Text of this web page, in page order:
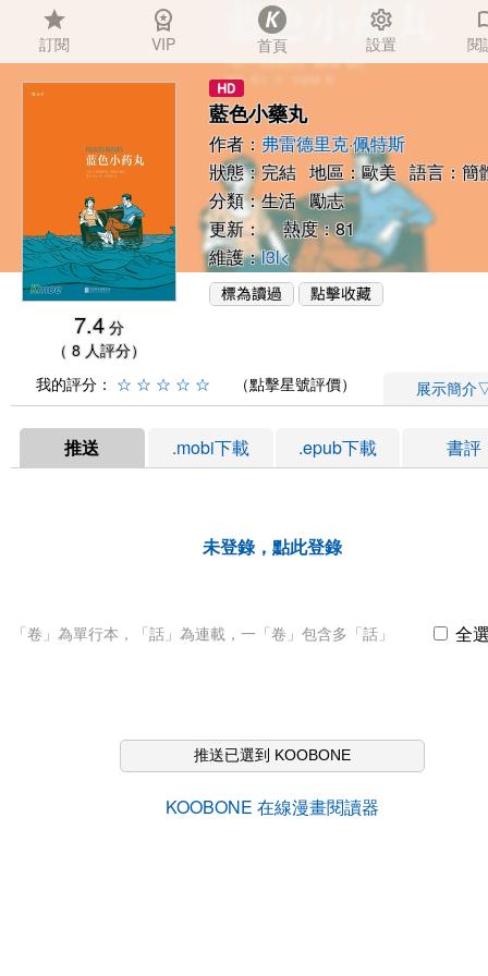
star
訂閱
workspace_premium
VIP 首頁
settings
設置 閱
7.4 分
（ 8 人評分）
藍色小藥丸
作者： 弗雷德里克·佩特斯
狀態：完結 地區：歐美 語言：簡
分類：生活 勵志
更新： 熱度：81
維護：l3l<
我的評分： ☆ ☆ ☆ ☆ ☆ （點擊星號評價） 展示簡介
推送 .mobi下載 .epub下載 書評
未登錄，點此登錄
「卷」為單行本，「話」為連載，一「卷」包含多「話」 全
推送已選到 KOOBONE
KOOBONE 在線漫畫閱讀器